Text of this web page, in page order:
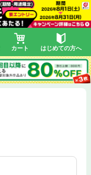
カート はじめての方へ